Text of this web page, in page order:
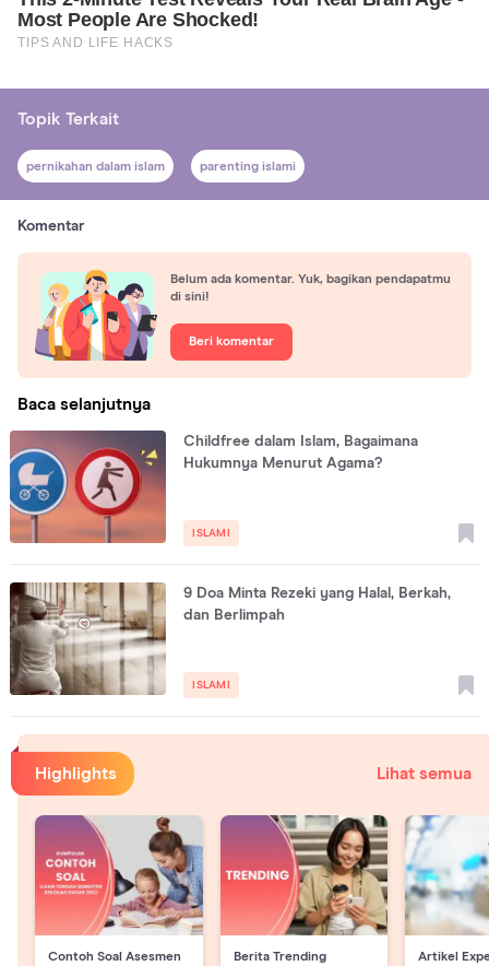
Topik Terkait
pernikahan dalam islam parenting islami
Komentar
Belum ada komentar. Yuk, bagikan pendapatmu
di sini!
Beri komentar
Baca selanjutnya
Childfree dalam Islam, Bagaimana
Hukumnya Menurut Agama?
ISLAMI
9 Doa Minta Rezeki yang Halal, Berkah,
dan Berlimpah
ISLAMI
Highlights Lihat semua
Contoh Soal Asesmen
Berita Trending
Artikel